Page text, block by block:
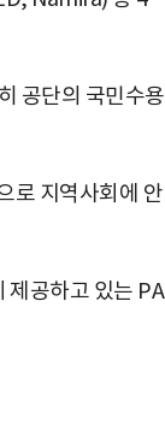
공단의 국민수용
로 지역사회에 안
제공하고 있는 PA